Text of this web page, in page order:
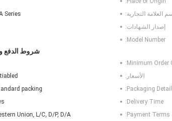
العلامة التجارية:
Series
إصدار الشهادات:
Model Number:
شروط الدفع
Minimum Order
الأسعار:
Packaging
packing
Delivery Time:
Payment Terms:
Union, L/C, D/P, D/A